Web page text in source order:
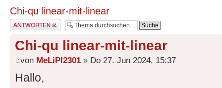
Chi-qu linear-mit-linear
Antwort erstellen
Chi-qu linear-mit-linear
von MeLiPl2301 » Do 27. Jun 2024, 15:37
Hallo,